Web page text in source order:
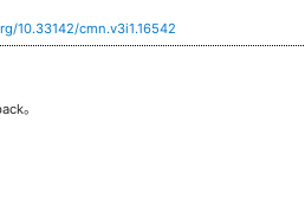
10.33142/cmn.v3i1.16542
。